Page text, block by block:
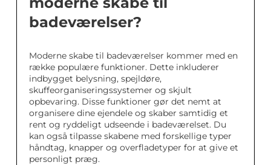
badeværelser?
Moderne skabe til badeværelser kommer med en
række populære funktioner. Dette inkluderer
indbygget belysning, spejldøre,
skuffeorganiseringssystemer og skjult
opbevaring. Disse funktioner gør det nemt at
organisere dine ejendele og skaber samtidig et
rent og ryddeligt udseende i badeværelset. Du
kan også tilpasse skabene med forskellige typer
håndtag, knapper og overfladetyper for at give et
personligt præg.